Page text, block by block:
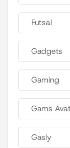
Futsal
Gadgets
Gaming
Gams
Gasly